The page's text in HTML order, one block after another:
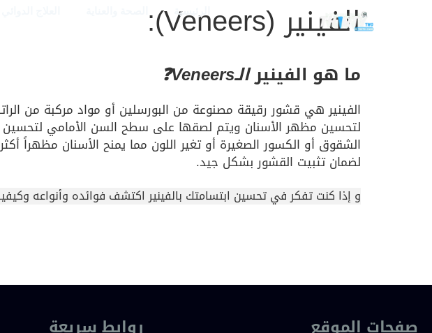
الرئيسية الفينير (Veneers):
ما هو الفينيرالـVeneers❓
الفينير هي قشور رقيقة مصنوعة من البورسلين أو مواد مركبة من
لتحسين مظهر الأسنان ويتم لصقها على سطح السن الأمامي
الشقوق أو الكسور الصغيرة أو تغير اللون مما يمنح الأسنان مظهراً
لضمان تثبيت القشور بشكل جيد.
و إذا كنت تفكر في تحسين ابتسامتك بالفينير اكتشف فوائده وأنواعه